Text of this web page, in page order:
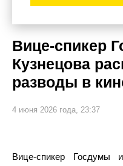
Вице-спикер
Кузнецова
разводы в
4 июня 2026 года, 23:37
Вице-спикер